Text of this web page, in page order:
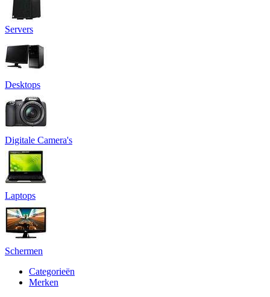
Servers
Desktops
Digitale Camera's
Laptops
Schermen
Categorieën
Merken